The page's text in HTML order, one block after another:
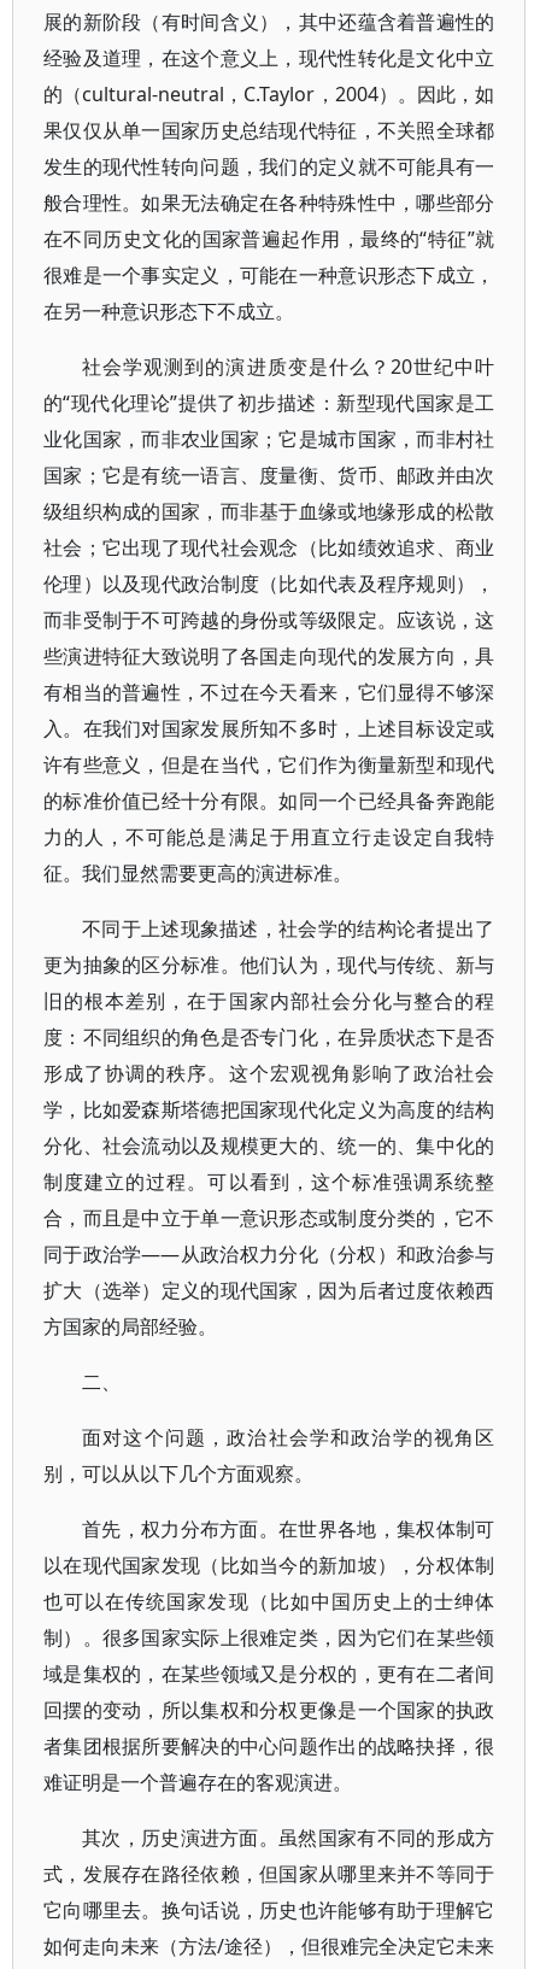
展的新阶段（有时间含义），其中还蕴含着普遍性的
经验及道理，在这个意义上，现代性转化是文化中立
的（cultural-neutral，C.Taylor，2004）。因此，如
果仅仅从单一国家历史总结现代特征，不关照全球都
发生的现代性转向问题，我们的定义就不可能具有一
般合理性。如果无法确定在各种特殊性中，哪些部分
在不同历史文化的国家普遍起作用，最终的“特征”就
很难是一个事实定义，可能在一种意识形态下成立，
在另一种意识形态下不成立。
社会学观测到的演进质变是什么？20世纪中叶
的“现代化理论”提供了初步描述：新型现代国家是工
业化国家，而非农业国家；它是城市国家，而非村社
国家；它是有统一语言、度量衡、货币、邮政并由次
级组织构成的国家，而非基于血缘或地缘形成的松散
社会；它出现了现代社会观念（比如绩效追求、商业
伦理）以及现代政治制度（比如代表及程序规则），
而非受制于不可跨越的身份或等级限定。应该说，这
些演进特征大致说明了各国走向现代的发展方向，具
有相当的普遍性，不过在今天看来，它们显得不够深
入。在我们对国家发展所知不多时，上述目标设定或
许有些意义，但是在当代，它们作为衡量新型和现代
的标准价值已经十分有限。如同一个已经具备奔跑能
力的人，不可能总是满足于用直立行走设定自我特
征。我们显然需要更高的演进标准。
不同于上述现象描述，社会学的结构论者提出了
更为抽象的区分标准。他们认为，现代与传统、新与
旧的根本差别，在于国家内部社会分化与整合的程
度：不同组织的角色是否专门化，在异质状态下是否
形成了协调的秩序。这个宏观视角影响了政治社会
学，比如爱森斯塔德把国家现代化定义为高度的结构
分化、社会流动以及规模更大的、统一的、集中化的
制度建立的过程。可以看到，这个标准强调系统整
合，而且是中立于单一意识形态或制度分类的，它不
同于政治学——从政治权力分化（分权）和政治参与
扩大（选举）定义的现代国家，因为后者过度依赖西
方国家的局部经验。
二、
面对这个问题，政治社会学和政治学的视角区
别，可以从以下几个方面观察。
首先，权力分布方面。在世界各地，集权体制可
以在现代国家发现（比如当今的新加坡），分权体制
也可以在传统国家发现（比如中国历史上的士绅体
制）。很多国家实际上很难定类，因为它们在某些领
域是集权的，在某些领域又是分权的，更有在二者间
回摆的变动，所以集权和分权更像是一个国家的执政
者集团根据所要解决的中心问题作出的战略抉择，很
难证明是一个普遍存在的客观演进。
其次，历史演进方面。虽然国家有不同的形成方
式，发展存在路径依赖，但国家从哪里来并不等同于
它向哪里去。换句话说，历史也许能够有助于理解它
如何走向未来（方法/途径），但很难完全决定它未来